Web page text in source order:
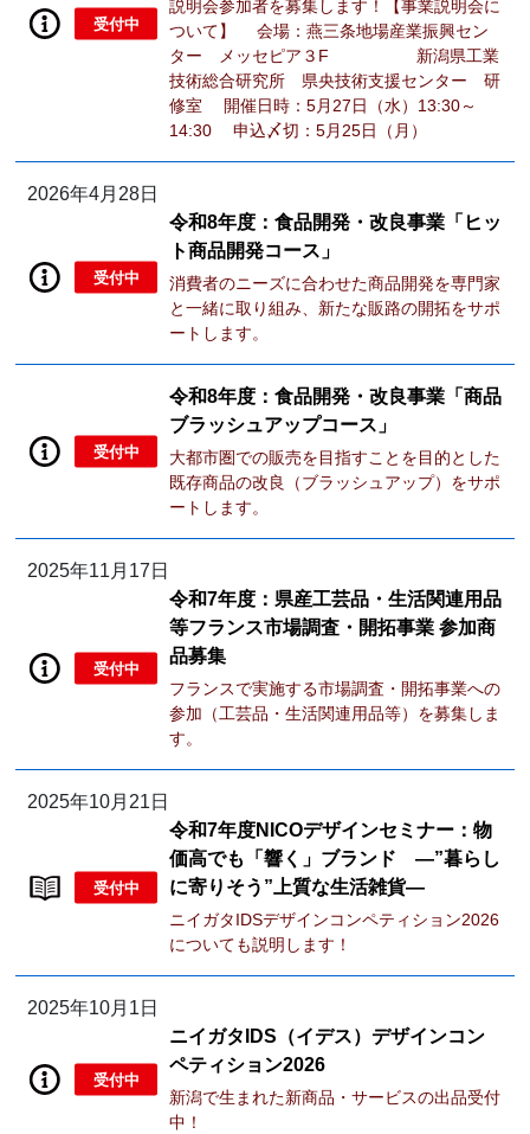
受付中
説明会参加者を募集します！【事業説明会に
ついて】 会場：燕三条地場産業振興セン
ター メッセピア３F 新潟県工業
技術総合研究所 県央技術支援センター 研
修室 開催日時：5月27日（水）13:30～
14:30 申込〆切：5月25日（月）
2026年4月28日
受付中
令和8年度：食品開発・改良事業「ヒッ
ト商品開発コース」
消費者のニーズに合わせた商品開発を専門家
と一緒に取り組み、新たな販路の開拓をサポ
ートします。
受付中
令和8年度：食品開発・改良事業「商品
ブラッシュアップコース」
大都市圏での販売を目指すことを目的とした
既存商品の改良（ブラッシュアップ）をサポ
ートします。
2025年11月17日
受付中
令和7年度：県産工芸品・生活関連用品
等フランス市場調査・開拓事業 参加商
品募集
フランスで実施する市場調査・開拓事業への
参加（工芸品・生活関連用品等）を募集しま
す。
2025年10月21日
受付中
令和7年度NICOデザインセミナー：物
価高でも「響く」ブランド ―”暮らし
に寄りそう”上質な生活雑貨―
ニイガタIDSデザインコンペティション2026
についても説明します！
2025年10月1日
受付中
ニイガタIDS（イデス）デザインコン
ペティション2026
新潟で生まれた新商品・サービスの出品受付
中！